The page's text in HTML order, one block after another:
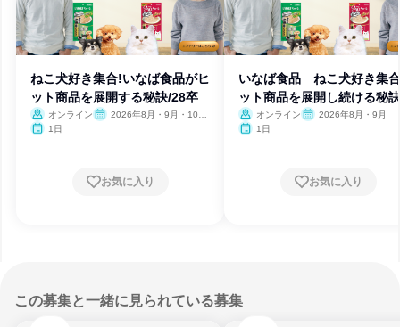
ねこ犬好き集合!いなば食品がヒ
ット商品を展開する秘訣/28卒
オンライン
2026年8月・9月・10
1日
お気に入り
いなば食品 ねこ犬好き集
ット商品を展開し続ける秘
は
オンライン
2026年8月・9月
1日
お気に入り
この募集と一緒に見られている募集